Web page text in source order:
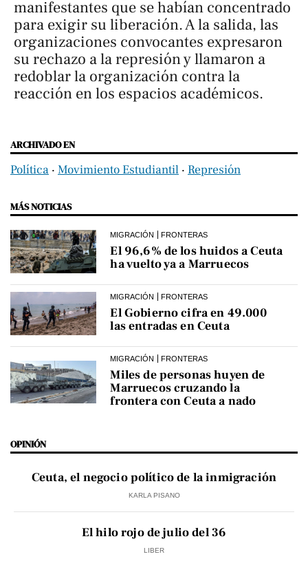
manifestantes que se habían concentrado
para exigir su liberación. A la salida, las
organizaciones convocantes expresaron
su rechazo a la represión y llamaron a
redoblar la organización contra la
reacción en los espacios académicos.
ARCHIVADO EN
Política ‧ Movimiento Estudiantil ‧ Represión
MÁS NOTICIAS
MIGRACIÓN FRONTERAS
El 96,6% de los huidos a Ceuta
ha vuelto ya a Marruecos
MIGRACIÓN FRONTERAS
El Gobierno cifra en 49.000
las entradas en Ceuta
MIGRACIÓN FRONTERAS
Miles de personas huyen de
Marruecos cruzando la
frontera con Ceuta a nado
OPINIÓN
Ceuta, el negocio político de la inmigración
KARLA PISANO
El hilo rojo de julio del 36
LIBER